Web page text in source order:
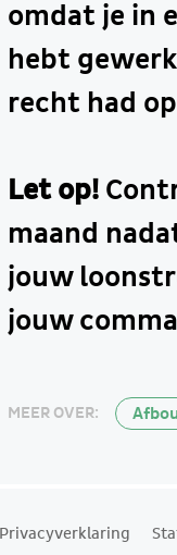
omdat je in
hebt
recht had op
Let op!
maand
jouw
jouw
MEER OVER:
Privacyverklaring